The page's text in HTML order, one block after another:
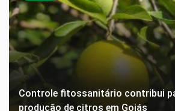
Controle fitossanitário contribui
produção de citros em Goiás